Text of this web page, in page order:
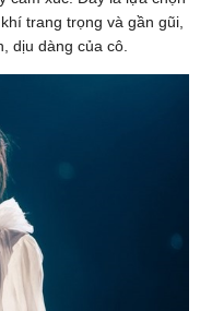
trang trọng và gần gũi,
dịu dàng của cô.